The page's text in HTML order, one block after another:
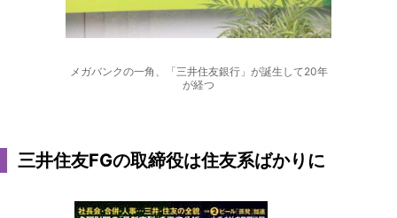
メガバンクの一角、「三井住友銀行」が誕生して20年
が経つ
三井住友FGの取締役は住友系ばかりに